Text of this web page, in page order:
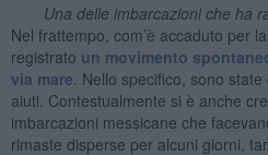
Una delle imbarcazioni che ha
Nel frattempo, com’è accaduto per
registrato un movimento
via mare . Nello specifico, sono
aiuti. Contestualmente si è anche
imbarcazioni messicane che
rimaste disperse per alcuni giorni,